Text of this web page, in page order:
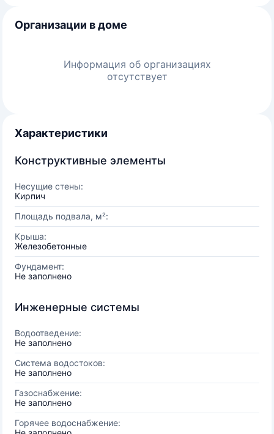
Организации в доме
Информация об организациях
отсутствует
Характеристики
Конструктивные элементы
Несущие стены:
Кирпич
Площадь подвала, м²:
Крыша:
Железобетонные
Фундамент:
Не заполнено
Инженерные системы
Водоотведение:
Не заполнено
Система водостоков:
Не заполнено
Газоснабжение:
Не заполнено
Горячее водоснабжение: